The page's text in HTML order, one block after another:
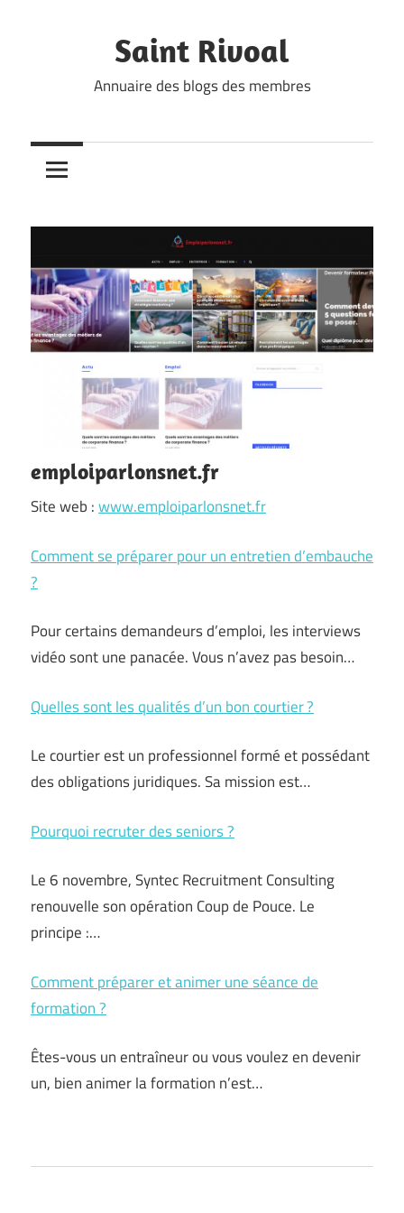
Saint Rivoal
Annuaire des blogs des membres
emploiparlonsnet.fr
Site web :www.emploiparlonsnet.fr
Comment se préparer pour un entretien d’embauche
?
Pour certains demandeurs d’emploi, les interviews
vidéo sont une panacée. Vous n’avez pas besoin…
Quelles sont les qualités d’un bon courtier ?
Le courtier est un professionnel formé et possédant
des obligations juridiques. Sa mission est…
Pourquoi recruter des seniors ?
Le 6 novembre, Syntec Recruitment Consulting
renouvelle son opération Coup de Pouce. Le
principe :…
Comment préparer et animer une séance de
formation ?
Êtes-vous un entraîneur ou vous voulez en devenir
un, bien animer la formation n’est…